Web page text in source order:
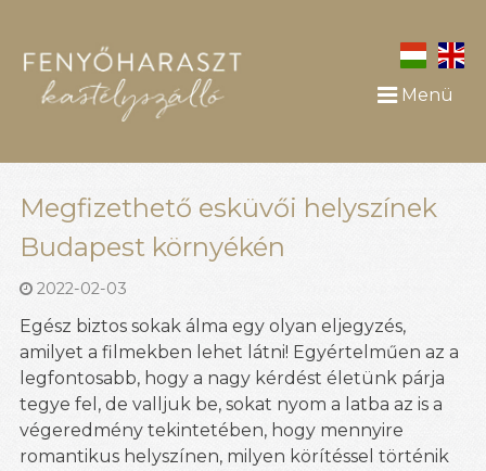
Menü
Megfizethető esküvői helyszínek
Budapest környékén
2022-02-03
Egész biztos sokak álma egy olyan eljegyzés,
amilyet a filmekben lehet látni! Egyértelműen az a
legfontosabb, hogy a nagy kérdést életünk párja
tegye fel, de valljuk be, sokat nyom a latba az is a
végeredmény tekintetében, hogy mennyire
romantikus helyszínen, milyen körítéssel történik